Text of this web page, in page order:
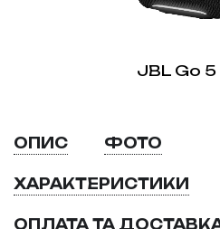
JBL Go
ОПИС ФОТО
ХАРАКТЕРИСТИКИ
ОПЛАТА ТА